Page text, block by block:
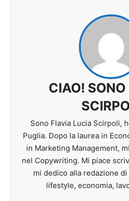
CIAO!
Sono Flavia Lucia Scirpoli,
Puglia. Dopo la laurea in
in Marketing Management,
nel Copywriting. Mi piace
mi dedico alla redazione
lifestyle, economia,